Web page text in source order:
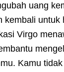
uang
kembali untuk
Virgo
Kamu